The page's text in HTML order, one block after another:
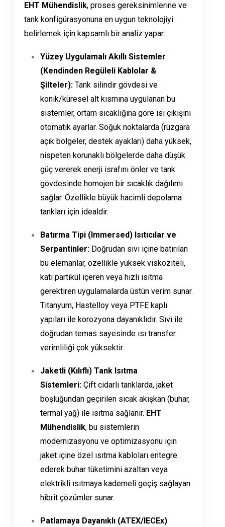
EHT Mühendislik, proses gereksinimlerine ve
tank konfigürasyonuna en uygun teknolojiyi
belirlemek için kapsamlı bir analiz yapar:
Yüzey Uygulamalı Akıllı Sistemler
(Kendinden Regüleli Kablolar &
Şilteler): Tank silindir gövdesi ve
konik/küresel alt kısmına uygulanan bu
sistemler, ortam sıcaklığına göre ısı çıkışını
otomatik ayarlar. Soğuk noktalarda (rüzgara
açık bölgeler, destek ayakları) daha yüksek,
nispeten korunaklı bölgelerde daha düşük
güç vererek enerji israfını önler ve tank
gövdesinde homojen bir sıcaklık dağılımı
sağlar. Özellikle büyük hacimli depolama
tankları için idealdir.
Batırma Tipi (Immersed) Isıtıcılar ve
Serpantinler: Doğrudan sıvı içine batırılan
bu elemanlar, özellikle yüksek viskoziteli,
katı partikül içeren veya hızlı ısıtma
gerektiren uygulamalarda üstün verim sunar.
Titanyum, Hastelloy veya PTFE kaplı
yapıları ile korozyona dayanıklıdır. Sıvı ile
doğrudan temas sayesinde ısı transfer
verimliliği çok yüksektir.
Jaketli (Kılıflı) Tank Isıtma
Sistemleri: Çift cidarlı tanklarda, jaket
boşluğundan geçirilen sıcak akışkan (buhar,
termal yağ) ile ısıtma sağlanır. EHT
Mühendislik, bu sistemlerin
modernizasyonu ve optimizasyonu için
jaket içine özel ısıtma kabloları entegre
ederek buhar tüketimini azaltan veya
elektrikli ısıtmaya kademeli geçiş sağlayan
hibrit çözümler sunar.
Patlamaya Dayanıklı (ATEX/IECEx)